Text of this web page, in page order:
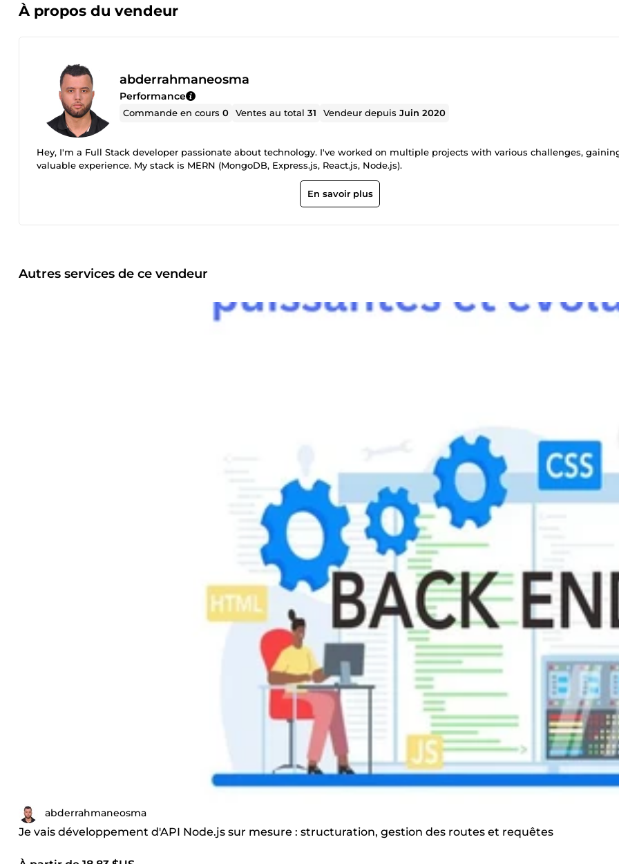
À propos du vendeur
abderrahmaneosma
Performance
Commande en cours0 Ventes au total31 Vendeur depuisJuin 2020
Hey, I'm a Full Stack developer passionate about technology. I've worked on multiple projects with various challenges,
valuable experience. My stack is MERN (MongoDB, Express.js, React.js, Node.js).
En savoir plus
Autres services de ce vendeur
abderrahmaneosma
Je vais développement d'API Node.js sur mesure : structuration, gestion des routes et requêtes